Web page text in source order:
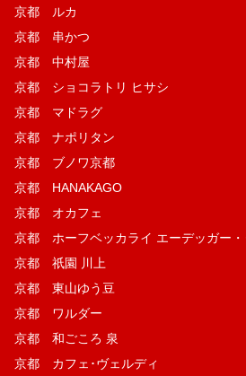
京都 ルカ
京都 串かつ
京都 中村屋
京都 ショコラトリ ヒサシ
京都 マドラグ
京都 ナポリタン
京都 ブノワ京都
京都 HANAKAGO
京都 オカフェ
京都 ホーフベッカライ エーデッガー・
京都 祇園 川上
京都 東山ゆう豆
京都 ワルダー
京都 和ごころ 泉
京都 カフェ･ヴェルディ